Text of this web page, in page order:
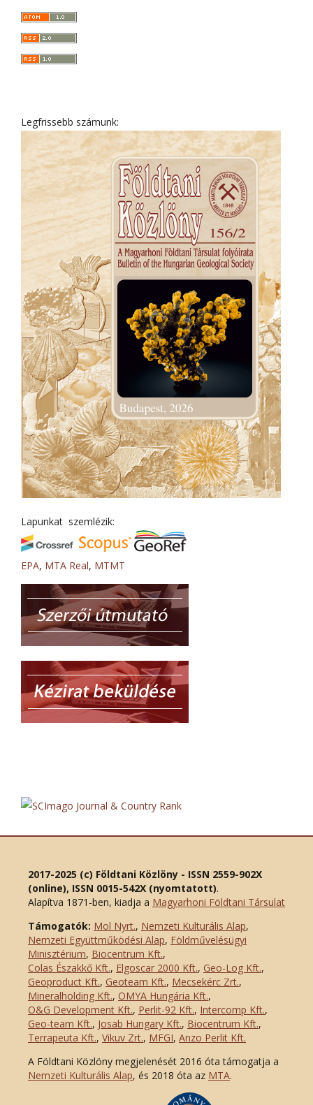
Legfrissebb számunk:
Lapunkat szemlézik:
EPA, MTA Real, MTMT
2017-2025 (c) Földtani Közlöny - ISSN 2559-902X
(online), ISSN 0015-542X (nyomtatott).
Alapítva 1871-ben, kiadja a Magyarhoni Földtani Társulat
Támogatók: Mol Nyrt., Nemzeti Kulturális Alap,
Nemzeti Együttműködési Alap, Földművelésügyi
Minisztérium, Biocentrum Kft.,
Colas Északkő Kft., Elgoscar 2000 Kft., Geo-Log Kft.,
Geoproduct Kft., Geoteam Kft., Mecsekérc Zrt.,
Mineralholding Kft., OMYA Hungária Kft.,
O&G Development Kft., Perlit-92 Kft., Intercomp Kft.,
Geo-team Kft., Josab Hungary Kft., Biocentrum Kft.,
Terrapeuta Kft., Vikuv Zrt., MFGI, Anzo Perlit Kft.
A Földtani Közlöny megjelenését 2016 óta támogatja a
Nemzeti Kulturális Alap, és 2018 óta az MTA.